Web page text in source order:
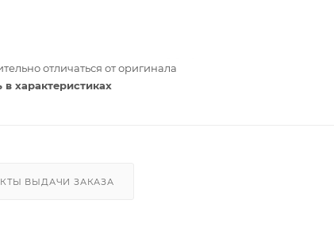
отличаться от оригинала
в характеристиках
ВЫДАЧИ ЗАКАЗА